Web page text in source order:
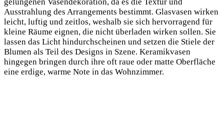
Ausstrahlung des Arrangements bestimmt. Glasvasen wirken
leicht, luftig und zeitlos, weshalb sie sich hervorragend für
kleine Räume eignen, die nicht überladen wirken sollen. Sie
lassen das Licht hindurchscheinen und setzen die Stiele der
Blumen als Teil des Designs in Szene. Keramikvasen
hingegen bringen durch ihre oft raue oder matte Oberfläche
eine erdige, warme Note in das Wohnzimmer.